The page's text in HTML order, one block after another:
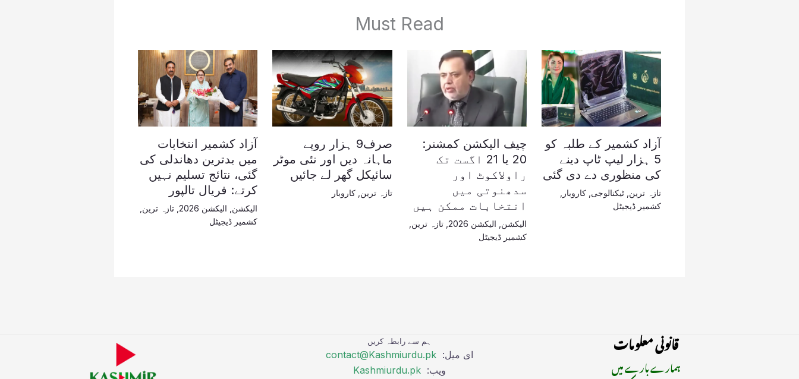
Must Read
آزاد کشمیر کے طلبہ کو
5 ہزار لیپ ٹاپ دینے
کی منظوری دے دی گئی
تازہ ترین ٹیکنالوجی کاروبار
کشمیر ڈیجیٹل
چیف الیکشن کمشنر:
20 یا 21 اگست تک
راولاکوٹ اور
سدھنوتی میں
انتخابات ممکن ہیں
الیکشن الیکشن 2026 ,تازہ ترین
کشمیر ڈیجیٹل
صرف9 ہزار روپے
ماہانہ دیں اور نئی موٹر
سائیکل گھر لے جائیں
تازہ ترین ,کاروبار
آزاد کشمیر انتخابات
میں بدترین دھاندلی کی
گئی، نتائج تسلیم نہیں
کرتے: فریال تالپور
الیکشن الیکشن 2026 , تازہ ترین
کشمیر ڈیجیٹل
قانونی معلومات
ہمارے بارے میں
ہم سے رابطہ کریں
ای میل: contact@Kashmiurdu.pk
ویب: Kashmiurdu.pk